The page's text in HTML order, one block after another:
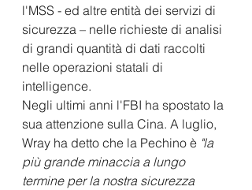
l'MSS - ed altre entità dei servizi di
sicurezza – nelle richieste di analisi
di grandi quantità di dati raccolti
nelle operazioni statali di
intelligence.
Negli ultimi anni l'FBI ha spostato la
sua attenzione sulla Cina. A luglio,
Wray ha detto che la Pechino è "la
più grande minaccia a lungo
termine per la nostra sicurezza